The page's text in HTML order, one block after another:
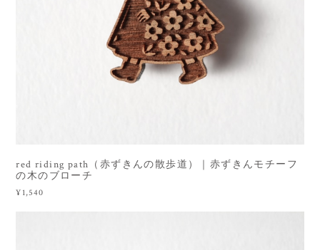
red riding path（赤ずきんの散歩道）｜赤ずきんモチーフ
の木のブローチ
¥1,540